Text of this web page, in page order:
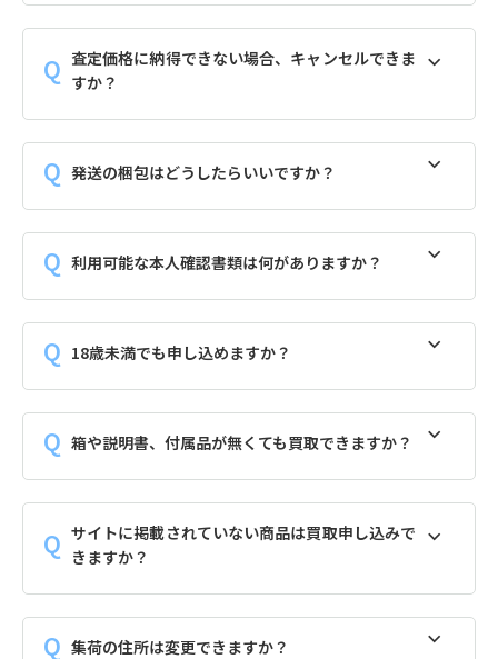
査定価格に納得できない場合、キャンセルできま
すか？
発送の梱包はどうしたらいいですか？
利用可能な本人確認書類は何がありますか？
18歳未満でも申し込めますか？
箱や説明書、付属品が無くても買取できますか？
サイトに掲載されていない商品は買取申し込みで
きますか？
集荷の住所は変更できますか？